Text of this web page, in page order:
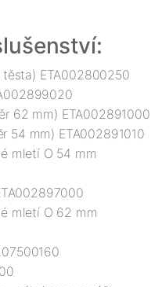
ETA002800250
62 mm) ETA002891000
54 mm) ETA002891010
mletí O 54 mm
mletí O 62 mm